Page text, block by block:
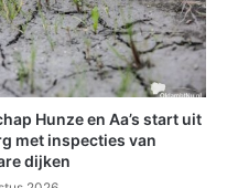
Hunze en Aa’s start uit
met inspecties van
dijken